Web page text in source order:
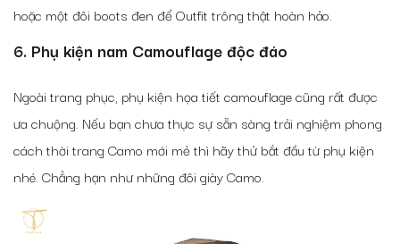
hoặc một đôi boots đen để Outfit trông thật hoàn hảo.
6. Phụ kiện nam Camouflage độc đáo
Ngoài trang phục, phụ kiện họa tiết camouflage cũng rất được
ưa chuộng. Nếu bạn chưa thực sự sẵn sàng trải nghiệm phong
cách thời trang Camo mới mẻ thì hãy thử bắt đầu từ phụ kiện
nhé. Chẳng hạn như những đôi giày Camo.